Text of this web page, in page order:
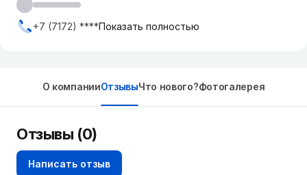
+7 (7172) ****Показать полностью
О компанииОтзывыЧто нового?Фотогалерея
Отзывы (0)
Написать отзыв